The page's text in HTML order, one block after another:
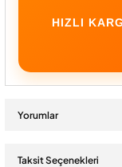
HIZLI
Yorumlar
Taksit Seçenekleri